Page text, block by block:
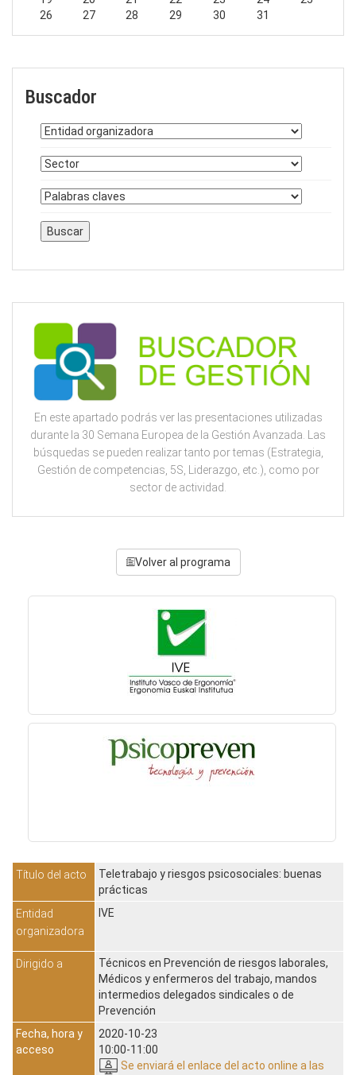
26
27 28 29 30 31
Buscador
En este apartado podrás ver las presentaciones utilizadas
durante la 30 Semana Europea de la Gestión Avanzada. Las
búsquedas se pueden realizar tanto por temas (Estrategia,
Gestión de competencias, 5S, Liderazgo, etc.), como por
sector de actividad.
Volver al programa
Título del acto
Teletrabajo y riesgos psicosociales: buenas
prácticas
Entidad
organizadora
IVE
Dirigido a
Técnicos en Prevención de riesgos laborales,
Médicos y enfermeros del trabajo, mandos
intermedios delegados sindicales o de
Prevención
Fecha, hora y
acceso
2020-10-23
10:00-11:00
Se enviará el enlace del acto online a las